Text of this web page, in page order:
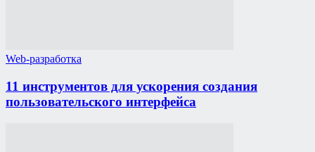
Web-разработка
11 инструментов для ускорения создания
пользовательского интерфейса